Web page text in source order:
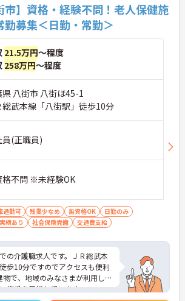
市】資格・経験不問！老人保健施
勤募集＜日勤・常勤＞
21.5万円～程度
258万円～程度
八街市 八街ほ45-1
総武本線「八街駅」徒歩10分
員(正職員)
不問 ※未経験OK
通勤可 残業少なめ 無資格OK
日勤のみ
績あり
社会保険完備 交通費支給
の介護職求人です。ＪＲ総武本
歩10分ですのでアクセスも便利
で、地域のみなさまが利用しや
施設を目指しています。